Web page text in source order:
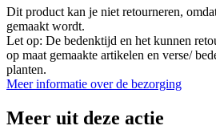
Dit product kan je niet retourneren,
gemaakt wordt.
Let op: De bedenktijd en het kunnen
op maat gemaakte artikelen en verse/
planten.
Meer informatie over de bezorging
Meer uit deze actie